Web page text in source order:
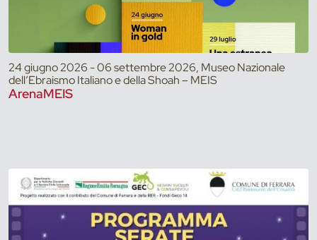
24 giugno 2026 - 06 settembre 2026, Museo Nazionale
dell’Ebraismo Italiano e della Shoah – MEIS
ArenaMEIS